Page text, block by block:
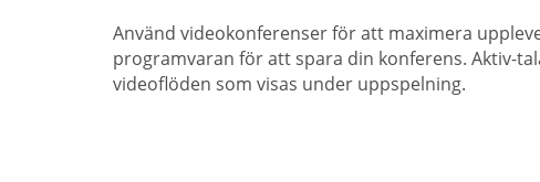
Använd videokonferenser för att maximera
programvaran för att spara din konferens. Aktiv-
videoflöden som visas under uppspelning.